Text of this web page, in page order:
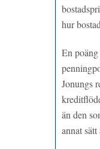
hur
En
Jonungs
än den
annat